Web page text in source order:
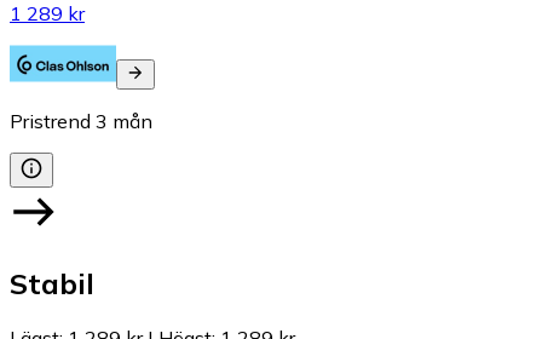
1 289 kr
Pristrend 3 mån
Stabil